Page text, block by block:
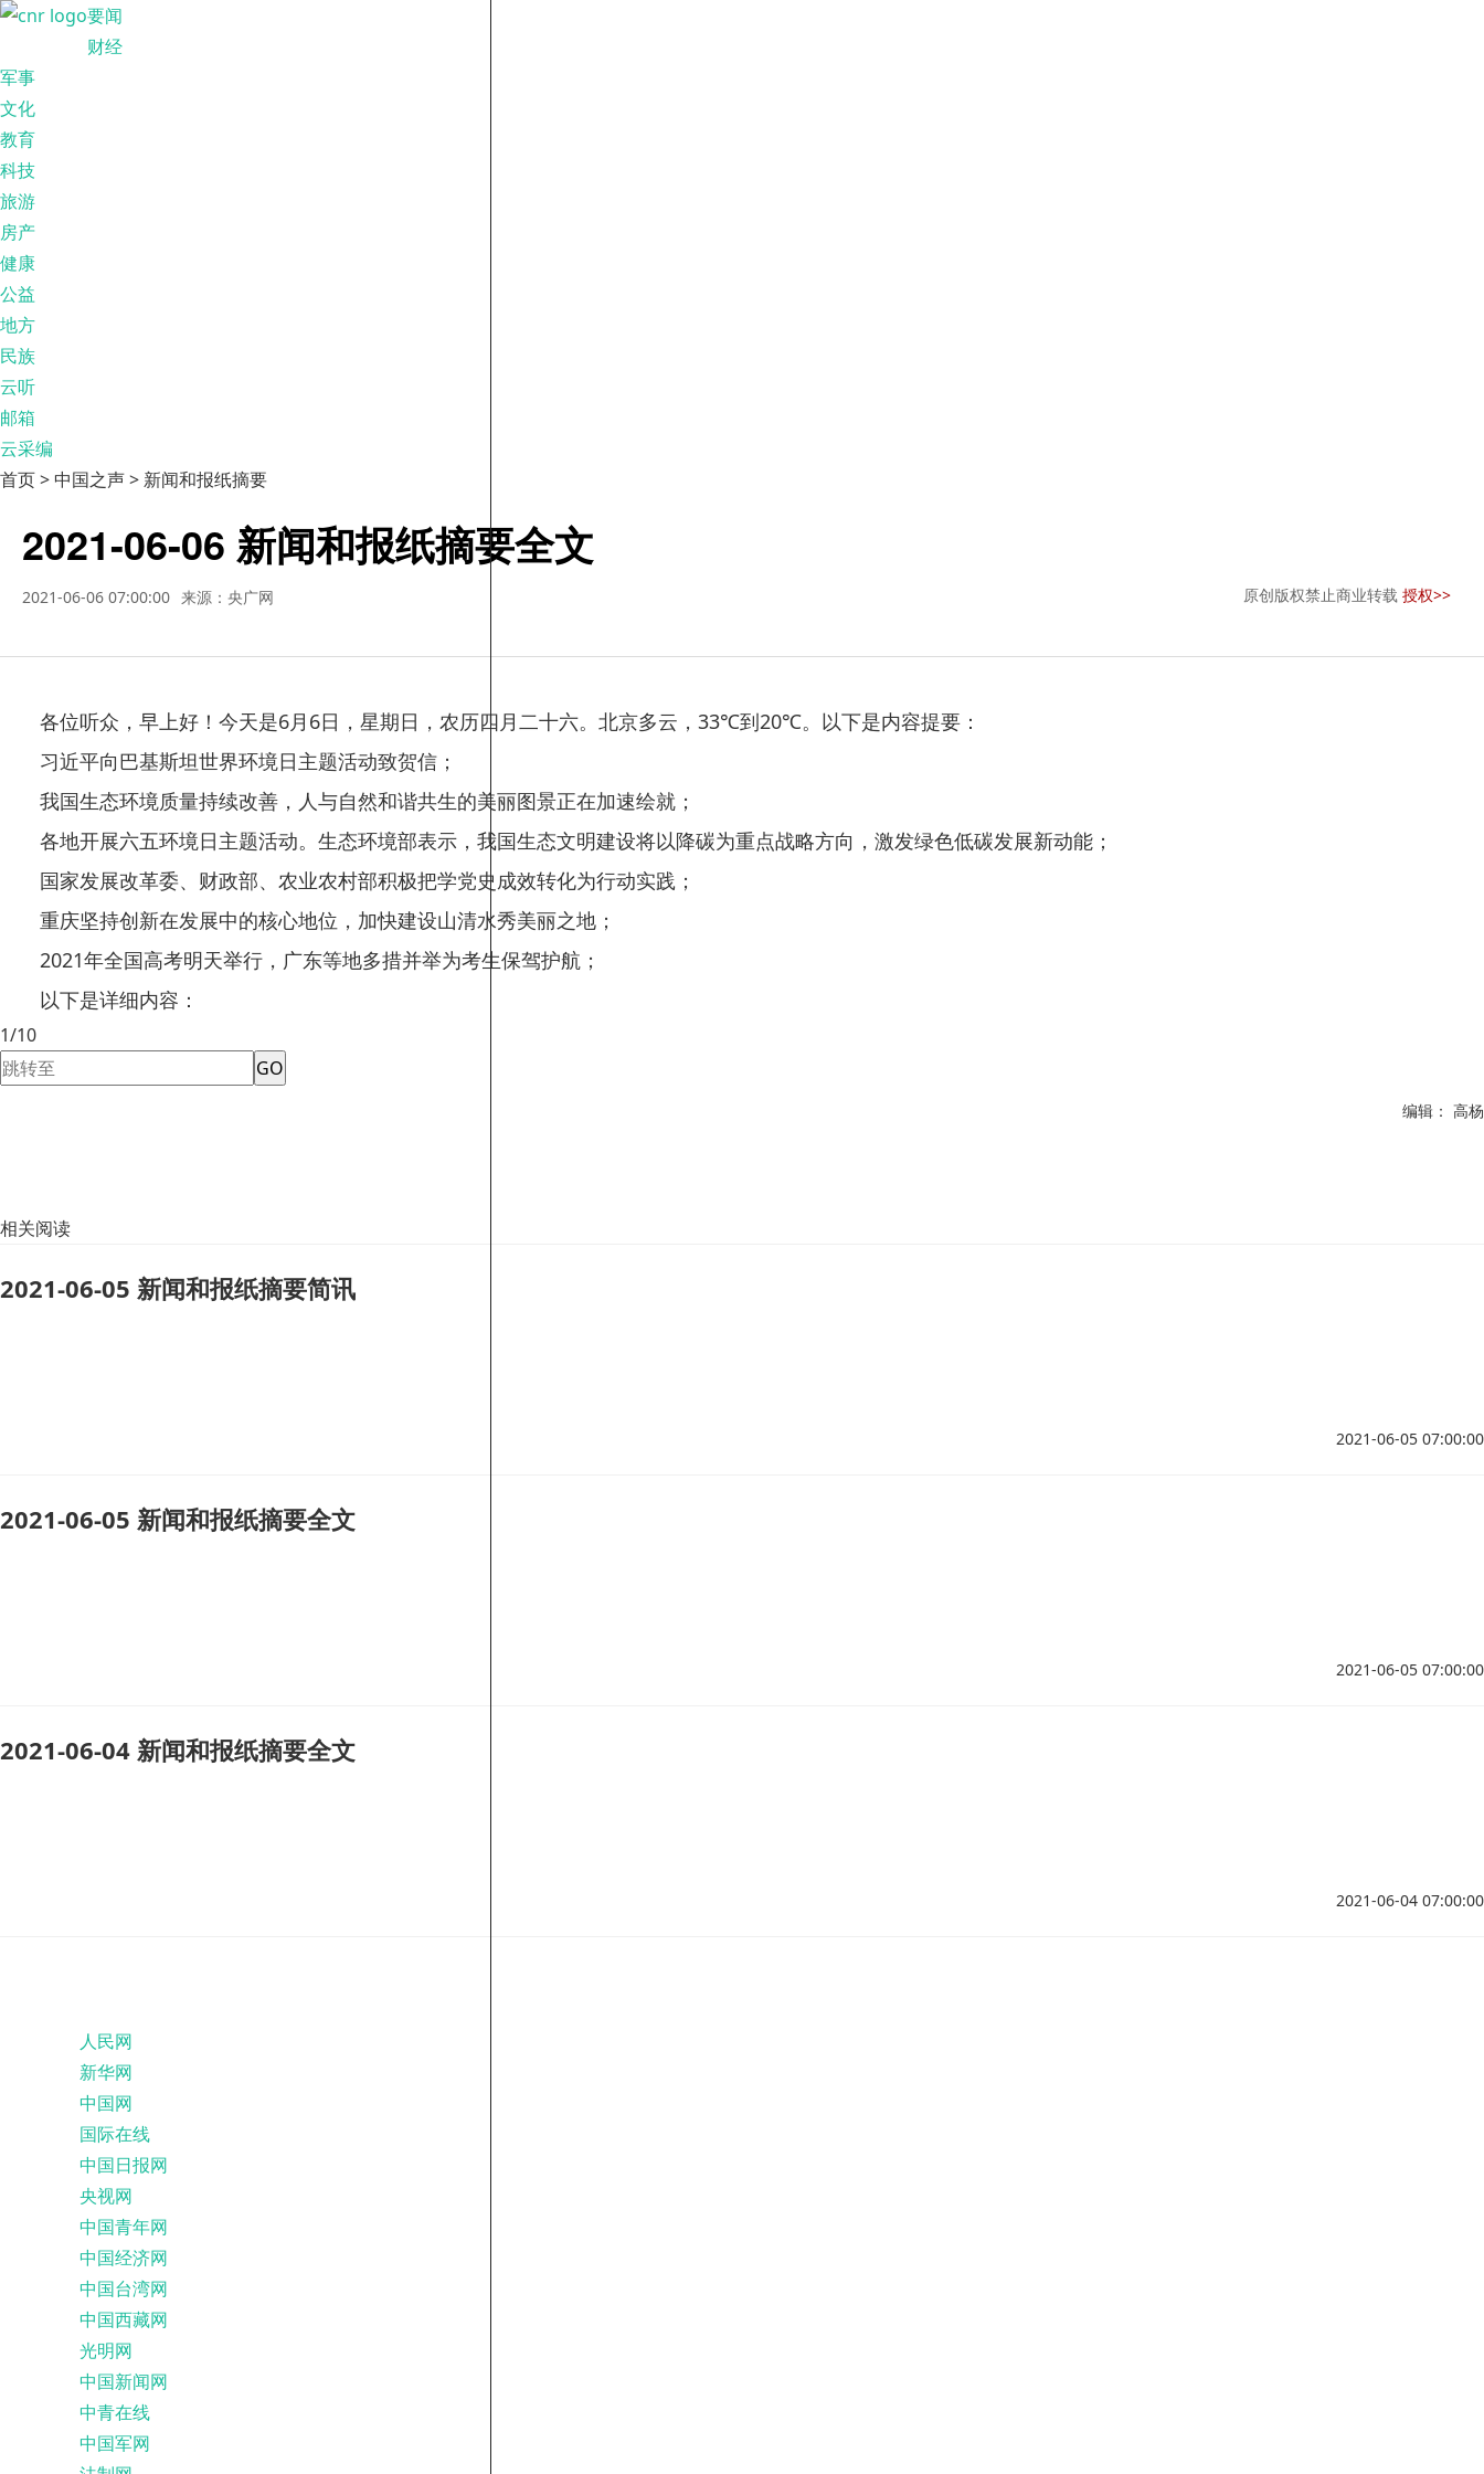
要闻
财经
军事
文化
教育
科技
旅游
房产
健康
公益
地方
民族
云听
邮箱
云采编
首页 > 中国之声 > 新闻和报纸摘要
2021-06-06 新闻和报纸摘要全文
2021-06-06 07:00:00 来源：央广网 原创版权禁止商业转载 授权>>
各位听众，早上好！今天是6月6日，星期日，农历四月二十六。北京多云，33℃到20℃。以下是内容提要：
习近平向巴基斯坦世界环境日主题活动致贺信；
我国生态环境质量持续改善，人与自然和谐共生的美丽图景正在加速绘就；
各地开展六五环境日主题活动。生态环境部表示，我国生态文明建设将以降碳为重点战略方向，激发绿色低碳发展新动能；
国家发展改革委、财政部、农业农村部积极把学党史成效转化为行动实践；
重庆坚持创新在发展中的核心地位，加快建设山清水秀美丽之地；
2021年全国高考明天举行，广东等地多措并举为考生保驾护航；
以下是详细内容：
1/10
GO
编辑： 高杨
相关阅读
2021-06-05 新闻和报纸摘要简讯
2021-06-05 07:00:00
2021-06-05 新闻和报纸摘要全文
2021-06-05 07:00:00
2021-06-04 新闻和报纸摘要全文
2021-06-04 07:00:00
人民网
新华网
中国网
国际在线
中国日报网
央视网
中国青年网
中国经济网
中国台湾网
中国西藏网
光明网
中国新闻网
中青在线
中国军网